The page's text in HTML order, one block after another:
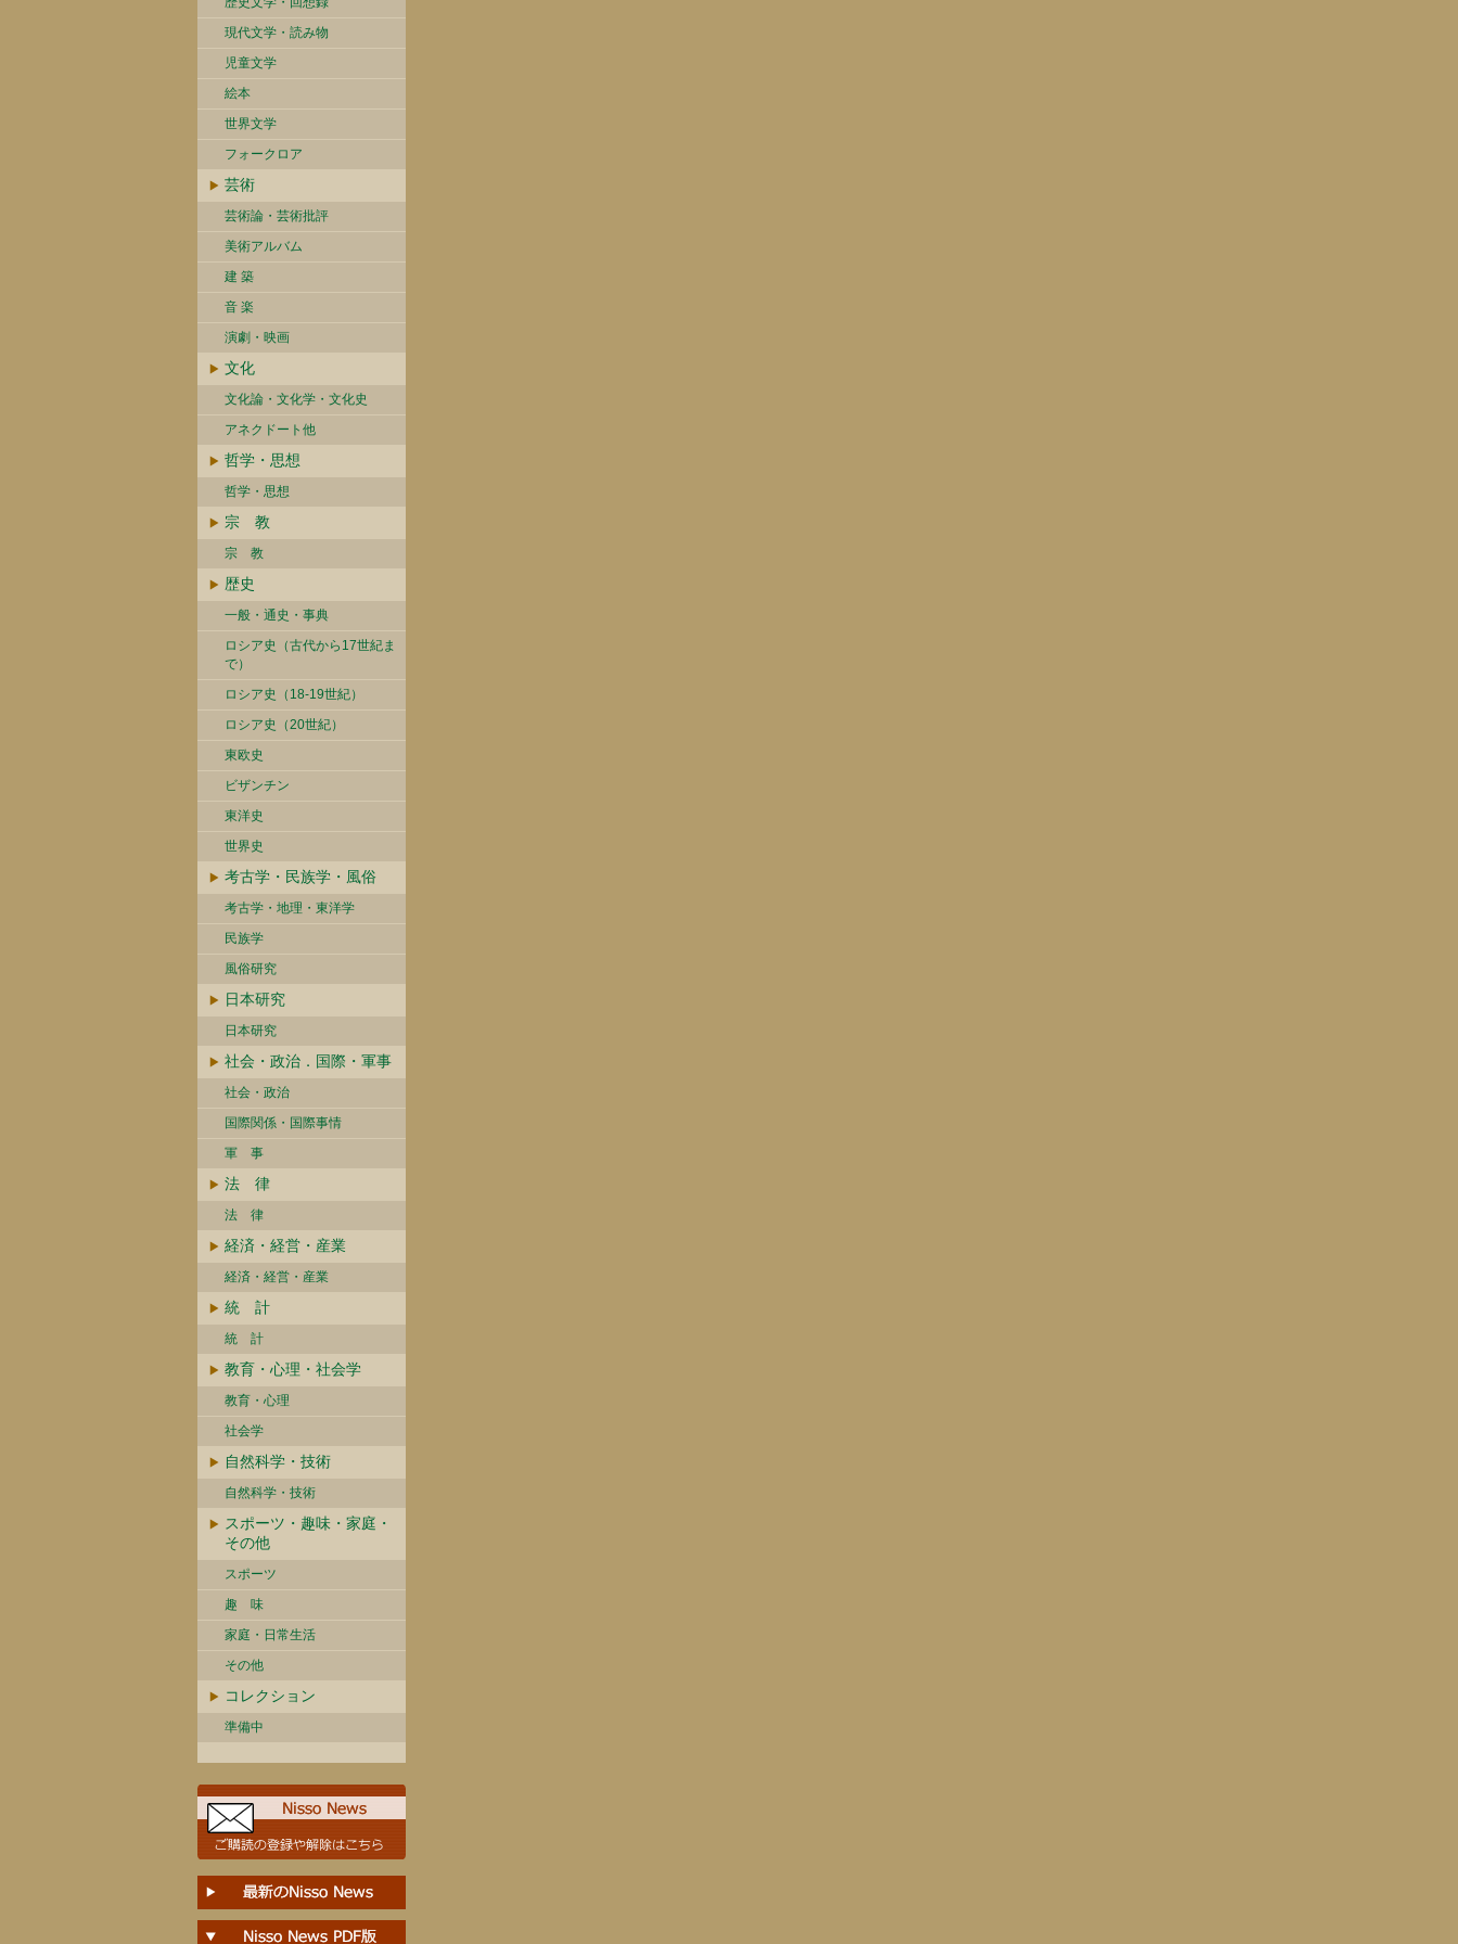
現代文学・読み物
児童文学
絵本
世界文学
フォークロア
芸術
芸術論・芸術批評
美術アルバム
建 築
音 楽
演劇・映画
文化
文化論・文化学・文化史
アネクドート他
哲学・思想
哲学・思想
宗 教
宗 教
歴史
一般・通史・事典
ロシア史（古代から17世紀ま
で）
ロシア史（18-19世紀）
ロシア史（20世紀）
東欧史
ビザンチン
東洋史
世界史
考古学・民族学・風俗
考古学・地理・東洋学
民族学
風俗研究
日本研究
日本研究
社会・政治．国際・軍事
社会・政治
国際関係・国際事情
軍 事
法 律
法 律
経済・経営・産業
経済・経営・産業
統 計
統 計
教育・心理・社会学
教育・心理
社会学
自然科学・技術
自然科学・技術
スポーツ・趣味・家庭・
その他
スポーツ
趣 味
家庭・日常生活
その他
コレクション
準備中